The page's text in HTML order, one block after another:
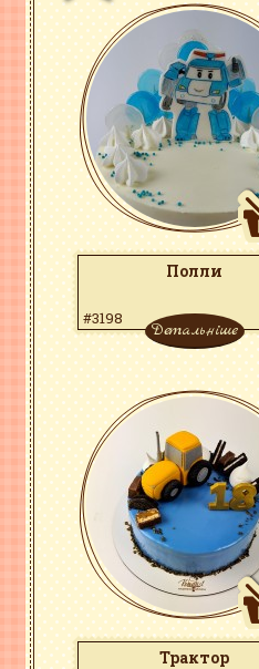
Полли
#3198
Детальніше
Трактор